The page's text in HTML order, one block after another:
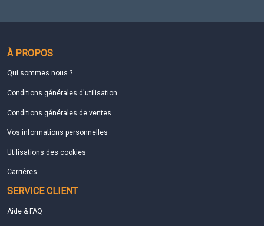
À PROPOS
Qui sommes nous ?
Conditions générales d'utilisation
Conditions générales de ventes
Vos informations personnelles
Utilisations des cookies
Carrières
SERVICE CLIENT
Aide & FAQ